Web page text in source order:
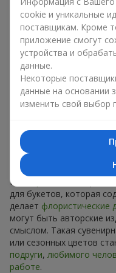
Сувениры к
Праздник задаёт
букетов его
цветам часто
ассортименте найдётся
которая подойдёт к
рассчитана на любой
букетам на
К
для букетов, которая
делает флористические
могут быть авторские
смыслом. Такая
или сезонных цветов
подруги, любимого
работе.
cookie и уникальные
поставщикам. Кроме
приложение смогут
устройства и
данные.
Некоторые
данные на основании
изменить свой выбор